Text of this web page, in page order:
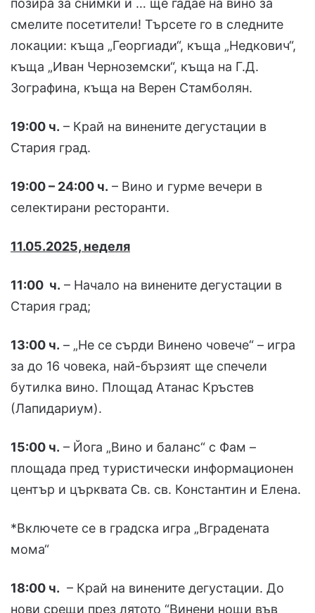
позира за снимки и … ще гадае на вино за
смелите посетители! Търсете го в следните
локации: къща „Георгиади“, къща „Недкович“,
къща „Иван Черноземски“, къща на Г.Д.
Зографина, къща на Верен Стамболян.
19:00 ч. – Край на винените дегустации в
Стария град.
19:00 – 24:00 ч. – Вино и гурме вечери в
селектирани ресторанти.
11.05.2025, неделя
11:00 ч. – Начало на винените дегустации в
Стария град;
13:00 ч. – „Не се сърди Винено човече“ – игра
за до 16 човека, най-бързият ще спечели
бутилка вино. Площад Атанас Кръстев
(Лапидариум).
15:00 ч. – Йога „Вино и баланс“ с Фам –
площада пред туристически информационен
център и църквата Св. св. Константин и Елена.
*Включете се в градска игра „Вградената
мома“
18:00 ч. – Край на винените дегустации. До
нови срещи през лятото “Винени нощи във